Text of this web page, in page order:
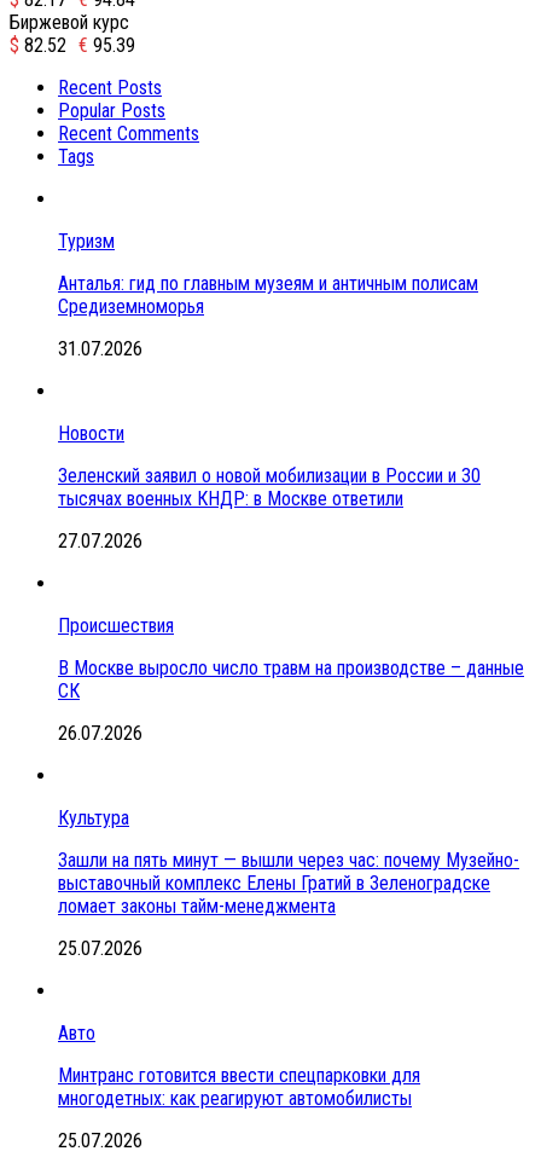
Биржевой курс
$ 82.52 € 95.39
Recent Posts
Popular Posts
Recent Comments
Tags
Туризм
Анталья: гид по главным музеям и античным полисам
Средиземноморья
31.07.2026
Новости
Зеленский заявил о новой мобилизации в России и 30
тысячах военных КНДР: в Москве ответили
27.07.2026
Происшествия
В Москве выросло число травм на производстве – данные
СК
26.07.2026
Культура
Зашли на пять минут — вышли через час: почему Музейно-
выставочный комплекс Елены Гратий в Зеленоградске
ломает законы тайм-менеджмента
25.07.2026
Авто
Минтранс готовится ввести спецпарковки для
многодетных: как реагируют автомобилисты
25.07.2026